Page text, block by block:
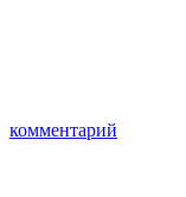
комментарий